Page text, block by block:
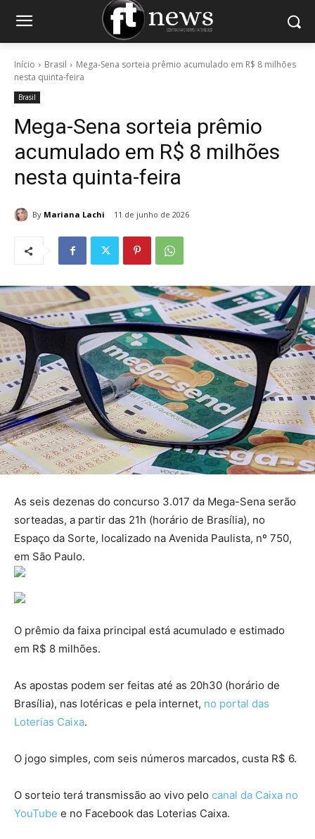
Início Brasil
Mega-Sena sorteia prêmio acumulado em R$ 8 milhões
nesta quinta-feira
Brasil
Mega-Sena sorteia prêmio
acumulado em R$ 8 milhões
nesta quinta-feira
By Mariana Lachi 11 de junho de 2026
As seis dezenas do concurso 3.017 da Mega-Sena serão
sorteadas, a partir das 21h (horário de Brasília), no
Espaço da Sorte, localizado na Avenida Paulista, nº 750,
em São Paulo.
O prêmio da faixa principal está acumulado e estimado
em R$ 8 milhões.
As apostas podem ser feitas até as 20h30 (horário de
Brasília), nas lotéricas e pela internet, no portal das
Loterias Caixa.
O jogo simples, com seis números marcados, custa R$ 6.
O sorteio terá transmissão ao vivo pelo canal da Caixa no
YouTube e no Facebook das Loterias Caixa.